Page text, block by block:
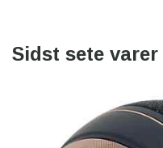
Sidst sete varer